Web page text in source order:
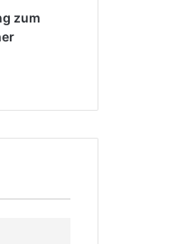
zum